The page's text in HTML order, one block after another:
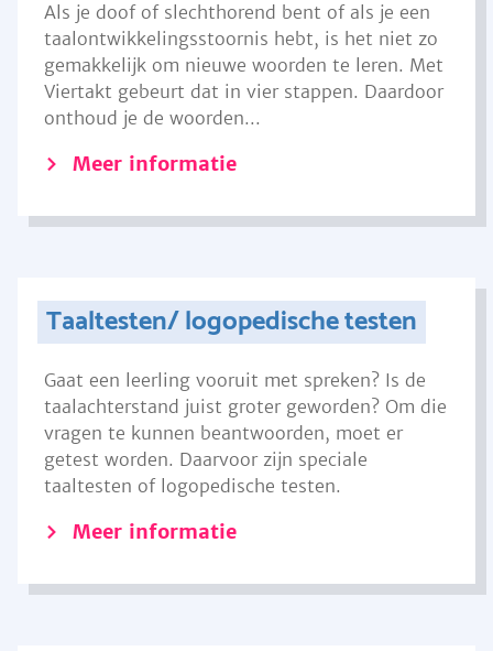
Als je doof of slechthorend bent of als je een
taalontwikkelingsstoornis hebt, is het niet zo
gemakkelijk om nieuwe woorden te leren. Met
Viertakt gebeurt dat in vier stappen. Daardoor
onthoud je de woorden...
Meer informatie
Taaltesten/ logopedische testen
Gaat een leerling vooruit met spreken? Is de
taalachterstand juist groter geworden? Om die
vragen te kunnen beantwoorden, moet er
getest worden. Daarvoor zijn speciale
taaltesten of logopedische testen.
Meer informatie